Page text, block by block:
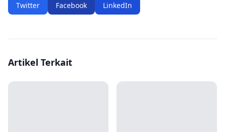
Twitter Facebook LinkedIn
Artikel Terkait